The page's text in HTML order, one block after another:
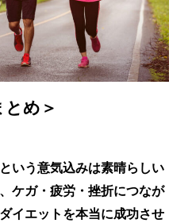
とめ＞
という意気込みは素晴らしい
ケガ・疲労・挫折につなが
イエットを本当に成功させ